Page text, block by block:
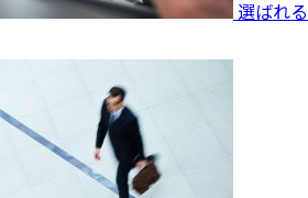
選ばれる